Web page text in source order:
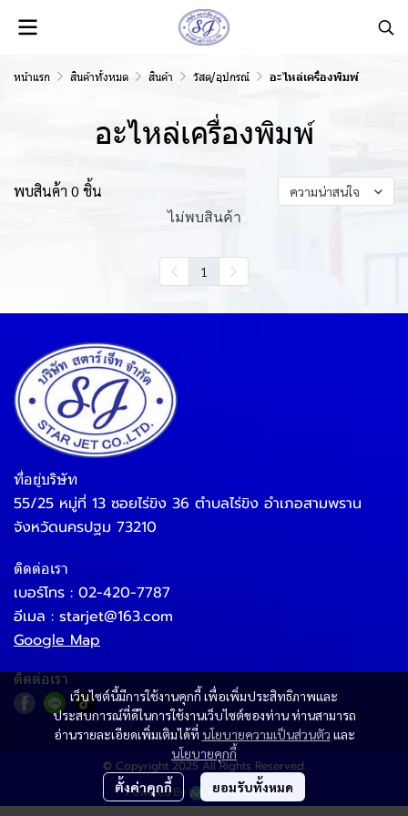
หน้าแรก สินค้าทั้งหมด สินค้า วัสดุ/อุปกรณ์ อะไหล่เครื่องพิมพ์
อะไหล่เครื่องพิมพ์
พบสินค้า 0 ชิ้น ความน่าสนใจ
ไม่พบสินค้า
1
เว็บไซต์นี้มีการใช้งานคุกกี้ เพื่อเพิ่มประสิทธิภาพและ
ประสบการณ์ที่ดีในการใช้งานเว็บไซต์ของท่าน ท่านสามารถ
อ่านรายละเอียดเพิ่มเติมได้ที่ นโยบายความเป็นส่วนตัว และ
นโยบายคุกกี้
ตั้งค่าคุกกี้ ยอมรับทั้งหมด
ที่อยู่บริษัท
55/25 หมู่ที่ 13 ซอยไร่ขิง 36 ตำบลไร่ขิง อำเภอสามพราน
จังหวัดนครปฐม 73210
ติดต่อเรา
เบอร์โทร : 02-420-7787
อีเมล : starjet@163.com
Google Map
ติดต่อเรา
© Copyright 2025 All Rights Reserved.
Powered By MakeWebEasy